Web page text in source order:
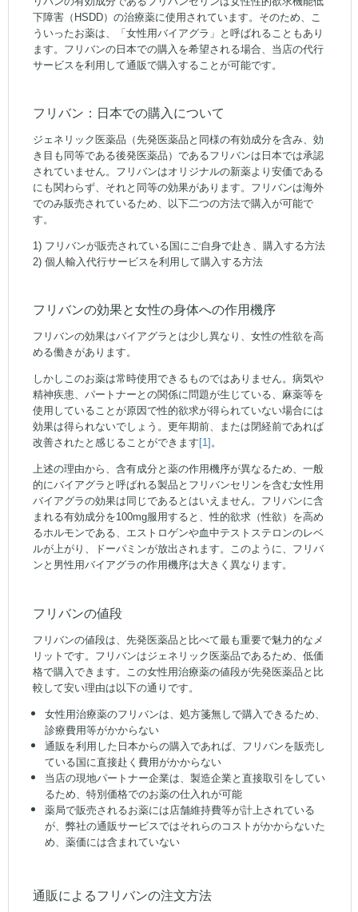
下障害（HSDD）の治療薬に使用されています。そのため、こ
ういったお薬は、「女性用バイアグラ」と呼ばれることもあり
ます。フリバンの日本での購入を希望される場合、当店の代行
サービスを利用して通販で購入することが可能です。
フリバン：日本での購入について
ジェネリック医薬品（先発医薬品と同様の有効成分を含み、効
き目も同等である後発医薬品）であるフリバンは日本では承認
されていません。フリバンはオリジナルの新薬より安価である
にも関わらず、それと同等の効果があります。フリバンは海外
でのみ販売されているため、以下二つの方法で購入が可能で
す。
1) フリバンが販売されている国にご自身で赴き、購入する方法
2) 個人輸入代行サービスを利用して購入する方法
フリバンの効果と女性の身体への作用機序
フリバンの効果はバイアグラとは少し異なり、女性の性欲を高
める働きがあります。
しかしこのお薬は常時使用できるものではありません。病気や
精神疾患、パートナーとの関係に問題が生じている、麻薬等を
使用していることが原因で性的欲求が得られていない場合には
効果は得られないでしょう。更年期前、または閉経前であれば
改善されたと感じることができます[1]。
上述の理由から、含有成分と薬の作用機序が異なるため、一般
的にバイアグラと呼ばれる製品とフリバンセリンを含む女性用
バイアグラの効果は同じであるとはいえません。フリバンに含
まれる有効成分を100mg服用すると、性的欲求（性欲）を高め
るホルモンである、エストロゲンや血中テストステロンのレベ
ルが上がり、ドーパミンが放出されます。このように、フリバ
ンと男性用バイアグラの作用機序は大きく異なります。
フリバンの値段
フリバンの値段は、先発医薬品と比べて最も重要で魅力的なメ
リットです。フリバンはジェネリック医薬品であるため、低価
格で購入できます。この女性用治療薬の値段が先発医薬品と比
較して安い理由は以下の通りです。
女性用治療薬のフリバンは、処方箋無しで購入できるため、
診療費用等がかからない
通販を利用した日本からの購入であれば、フリバンを販売し
ている国に直接赴く費用がかからない
当店の現地パートナー企業は、製造企業と直接取引をしてい
るため、特別価格でのお薬の仕入れが可能
薬局で販売されるお薬には店舗維持費等が計上されている
が、弊社の通販サービスではそれらのコストがかからないた
め、薬価には含まれていない
通販によるフリバンの注文方法